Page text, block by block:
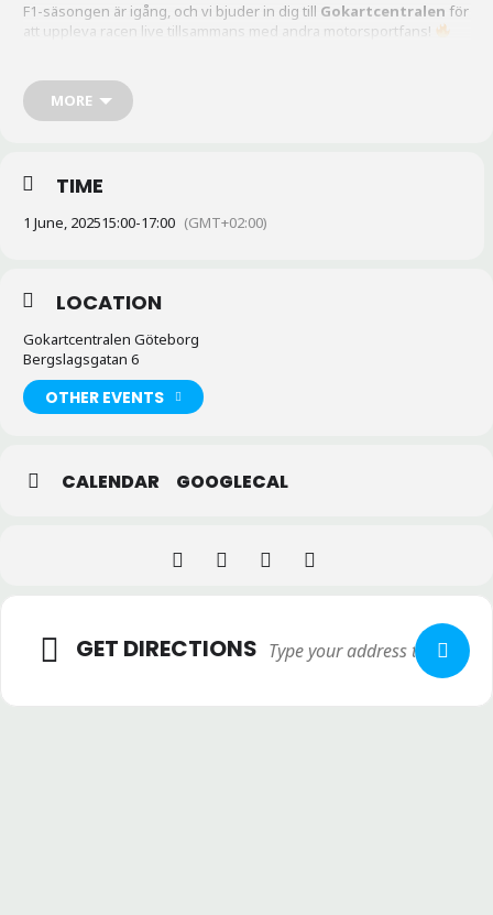
F1-säsongen är igång, och vi bjuder in dig till Gokartcentralen för
att uppleva racen live tillsammans med andra motorsportfans!
Se världens bästa förare
grym atmosfär, god mat och iskalla drycker!
Ta med dina vänner och upplev
vara – i racingatmosfär och i full gas!
MORE
TIME
1 June, 202515:00-17:00 (GMT+02:00)
LOCATION
Gokartcentralen Göteborg
Bergslagsgatan 6
OTHER EVENTS
CALENDAR GOOGLECAL
GET DIRECTIONS